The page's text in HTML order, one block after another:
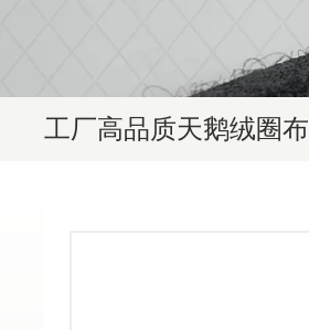
工厂高品质天鹅绒圈布